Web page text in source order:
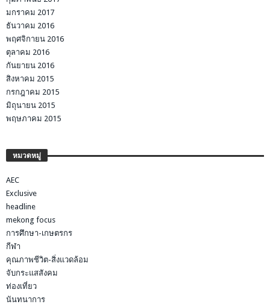
มกราคม 2017
ธันวาคม 2016
พฤศจิกายน 2016
ตุลาคม 2016
กันยายน 2016
สิงหาคม 2015
กรกฎาคม 2015
มิถุนายน 2015
พฤษภาคม 2015
หมวดหมู่
AEC
Exclusive
headline
mekong focus
การศึกษา-เกษตรกร
กีฬา
คุณภาพชีวิต-สิ่งแวดล้อม
จับกระแสสังคม
ท่องเที่ยว
นันทนาการ